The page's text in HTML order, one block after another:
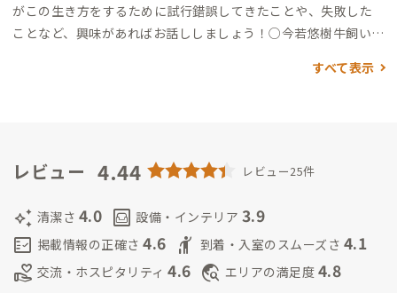
がこの生き方をするために試行錯誤してきたことや、失敗した
ことなど、興味があればお話ししましょう！ ○今若悠樹牛飼いの
出雲観光大使で
県のトヨタ帝国で生まれ育ち、旦那との出会いを機に東京3年を
ーム。都内ITコンサル企業で人事としてフルリモートで働いて
います。
令和4年生まれ。好奇心旺盛なわんぱくボーイで
す。 車と滑り台で遊ぶのが大好き！
すべて表示
レビュー 4.44 レビュー25件
auto_awesome 清潔さ 4.0 living 設備・インテリア 3.9
fact_check 掲載情報の正確さ 4.6 hail 到着・入室のスムーズさ 4.1
volunteer_activism 交流・ホスピタリティ 4.6 travel_explore エリアの満足度 4.8